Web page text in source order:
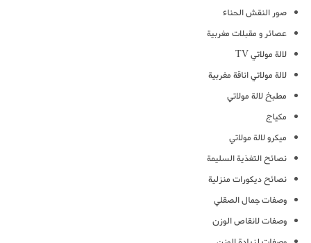
صور النقش الحناء
عصائر و مقبلات مغربية
لالة مولاتي TV
لالة مولاتي اناقة مغربية
مطبخ لالة مولاتي
مكياج
ميكرو لالة مولاتي
نصائح التغذية السليمة
نصائح ديكورات منزلية
وصفات جمال الصقلي
وصفات لانقاص الوزن